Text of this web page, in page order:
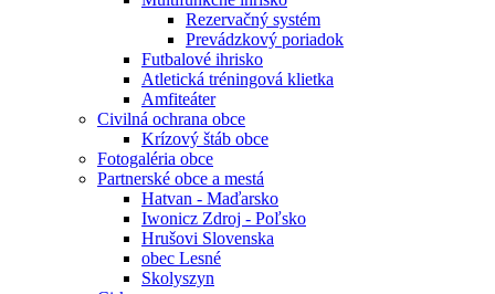
Rezervačný systém
Prevádzkový poriadok
Futbalové ihrisko
Atletická tréningová klietka
Amfiteáter
Civilná ochrana obce
Krízový štáb obce
Fotogaléria obce
Partnerské obce a mestá
Hatvan - Maďarsko
Iwonicz Zdroj - Poľsko
Hrušovi Slovenska
obec Lesné
Skolyszyn